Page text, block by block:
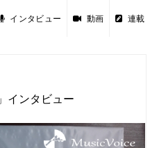
インタビュー 動画 連載
インタビュー